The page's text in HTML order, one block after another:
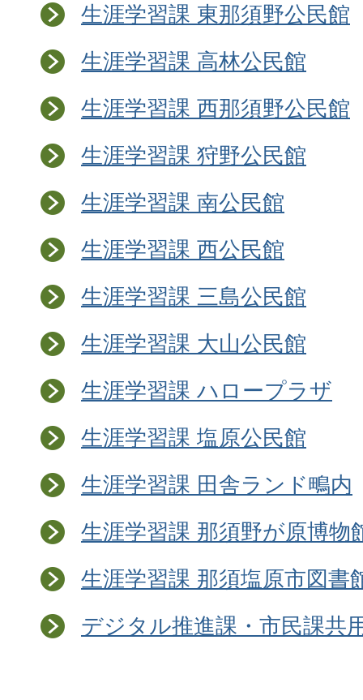
生涯学習課 東那須野公民館
生涯学習課 高林公民館
生涯学習課 西那須野公民館
生涯学習課 狩野公民館
生涯学習課 南公民館
生涯学習課 西公民館
生涯学習課 三島公民館
生涯学習課 大山公民館
生涯学習課 ハロープラザ
生涯学習課 塩原公民館
生涯学習課 田舎ランド鴫内
生涯学習課 那須野が原博物
生涯学習課 那須塩原市図書
デジタル推進課・市民課共